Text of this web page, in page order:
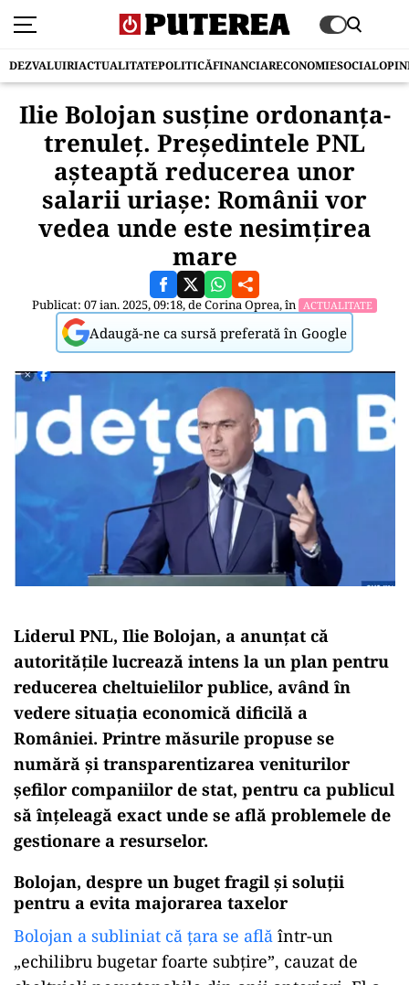
DEZVALUIRIACTUALITATEPOLITICĂFINANCIARECONOMIESOCIAL
Ilie Bolojan susține ordonanța-
trenuleț. Președintele PNL
așteaptă reducerea unor
salarii uriașe: Românii vor
vedea unde este nesimțirea
mare
Publicat: 07 ian. 2025, 09:18, deCorina Oprea, în ACTUALITATE
Adaugă-ne ca sursă preferată în Google
Liderul PNL, Ilie Bolojan, a anunțat că
autoritățile lucrează intens la un plan pentru
reducerea cheltuielilor publice, având în
vedere situația economică dificilă a
României. Printre măsurile propuse se
numără și transparentizarea veniturilor
șefilor companiilor de stat, pentru ca publicul
să înțeleagă exact unde se află problemele de
gestionare a resurselor.
Bolojan, despre un buget fragil și soluții
pentru a evita majorarea taxelor
Bolojan a subliniat că țara se află într-un
„echilibru bugetar foarte subțire”, cauzat de